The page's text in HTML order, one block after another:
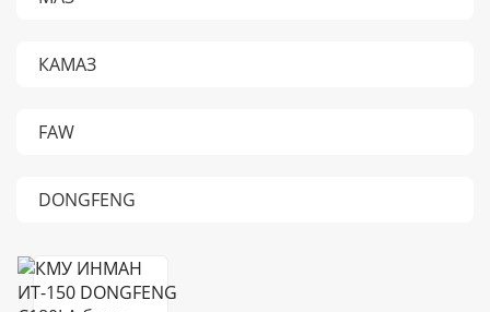
КАМАЗ
FAW
DONGFENG